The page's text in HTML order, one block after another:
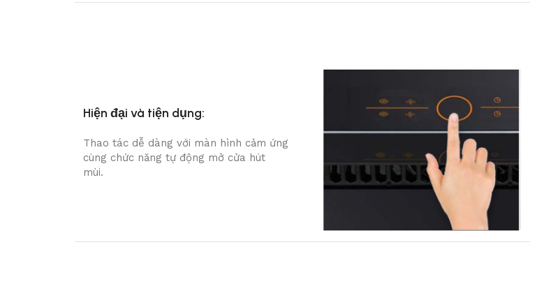
Hiện đại và tiện dụng:
Thao tác dễ dàng với màn hình cảm ứng
cùng chức năng tự động mở cửa hút
mùi.